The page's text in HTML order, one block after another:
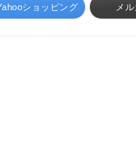
ショッピング メ